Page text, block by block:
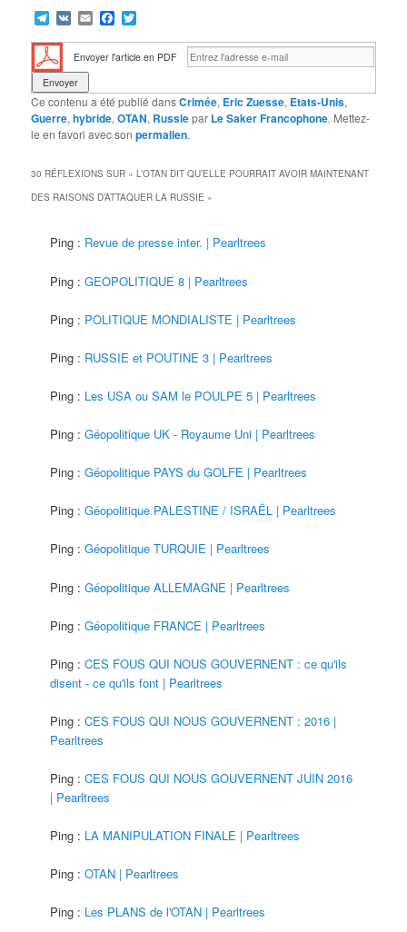
Telegram
VK EmailFacebook
Envoyer l'article en PDF
Ce contenu a été publié dansCrimée, Eric Zuesse, Etats-Unis,
Guerre,hybride,OTAN, Russiepar Le Saker Francophone. Mettez-
le en favori avec sonpermalien.
30 RÉFLEXIONS SUR «L’OTAN DIT QU’ELLE POURRAIT AVOIR MAINTENANT
DES RAISONS D’ATTAQUER LA RUSSIE »
Ping : Revue de presse inter. | Pearltrees
Ping :GEOPOLITIQUE 8 | Pearltrees
Ping : POLITIQUE MONDIALISTE | Pearltrees
Ping : RUSSIE et POUTINE 3 | Pearltrees
Ping : Les USA ou SAM le POULPE 5 | Pearltrees
Ping :Géopolitique UK - Royaume Uni | Pearltrees
Ping :Géopolitique PAYS du GOLFE | Pearltrees
Ping :Géopolitique PALESTINE / ISRAËL | Pearltrees
Ping :Géopolitique TURQUIE | Pearltrees
Ping :Géopolitique ALLEMAGNE | Pearltrees
Ping :Géopolitique FRANCE | Pearltrees
Ping :CES FOUS QUI NOUS GOUVERNENT : ce qu'ils
disent - ce qu'ils font | Pearltrees
Ping :CES FOUS QUI NOUS GOUVERNENT : 2016 |
Pearltrees
Ping :CES FOUS QUI NOUS GOUVERNENT JUIN 2016
| Pearltrees
Ping : LA MANIPULATION FINALE | Pearltrees
Ping :OTAN | Pearltrees
Ping : Les PLANS de l'OTAN | Pearltrees